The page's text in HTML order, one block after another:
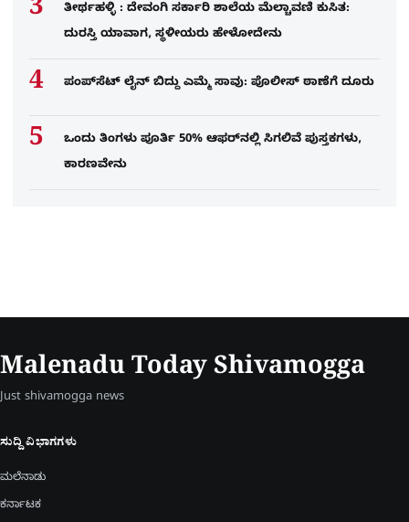
ತೀರ್ಥಹಳ್ಳಿ : ದೇವಂಗಿ ಸರ್ಕಾರಿ ಶಾಲೆಯ ಮೆಲ್ಚಾವಣಿ ಕುಸಿತ:
ದುರಸ್ತಿ ಯಾವಾಗ, ಸ್ಥಳೀಯರು ಹೇಳೋದೇನು
ಪಂಪ್‌ಸೆಟ್ ಲೈನ್ ಬಿದ್ದು ಎಮ್ಮೆ ಸಾವು: ಪೊಲೀಸ್ ಠಾಣೆಗೆ ದೂರು
ಒಂದು ತಿಂಗಳು ಪೂರ್ತಿ 50% ಆಫರ್​ನಲ್ಲಿ ಸಿಗಲಿವೆ ಪುಸ್ತಕಗಳು,
ಕಾರಣವೇನು
Malenadu Today Shivamogga
Just shivamogga news
ಸುದ್ದಿ ವಿಭಾಗಗಳು
ಮಲೆನಾಡು
ಕರ್ನಾಟಕ